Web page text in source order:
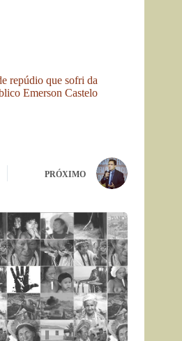
repúdio que sofri da
Emerson Castelo
PRÓXIMO